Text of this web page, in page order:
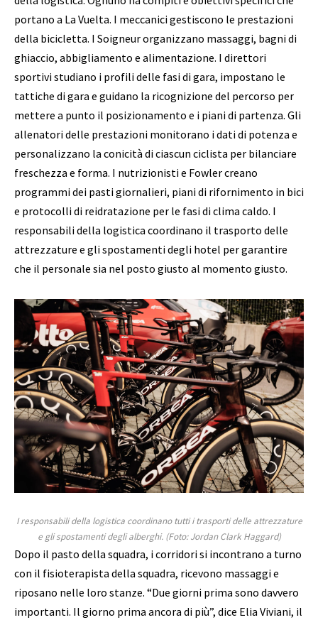
portano a La Vuelta. I meccanici gestiscono le prestazioni
della bicicletta. I Soigneur organizzano massaggi, bagni di
ghiaccio, abbigliamento e alimentazione. I direttori
sportivi studiano i profili delle fasi di gara, impostano le
tattiche di gara e guidano la ricognizione del percorso per
mettere a punto il posizionamento e i piani di partenza. Gli
allenatori delle prestazioni monitorano i dati di potenza e
personalizzano la conicità di ciascun ciclista per bilanciare
freschezza e forma. I nutrizionisti e Fowler creano
programmi dei pasti giornalieri, piani di rifornimento in bici
e protocolli di reidratazione per le fasi di clima caldo. I
responsabili della logistica coordinano il trasporto delle
attrezzature e gli spostamenti degli hotel per garantire
che il personale sia nel posto giusto al momento giusto.
I responsabili della logistica coordinano tutti i trasporti delle attrezzature
e gli spostamenti degli alberghi.(Foto: Jordan Clark Haggard)
Dopo il pasto della squadra, i corridori si incontrano a turno
con il fisioterapista della squadra, ricevono massaggi e
riposano nelle loro stanze. “Due giorni prima sono davvero
importanti. Il giorno prima ancora di più”, dice Elia Viviani, il